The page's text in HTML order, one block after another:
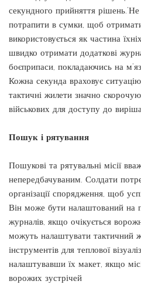
секундного прийняття
потрапити в сумки, щоб
використовується як частина
швидко отримати додаткові
боєприпаси, покладаючись на
Кожна секунда враховує
тактичні жилети значно
військових для доступу до
Пошук і рятування
Пошукові та рятувальні місії
непередбачуваним. Солдати
організації спорядження, щоб
Він може бути налаштований на
журналів, якщо очікується
можуть налаштувати тактичний
інструментів для теплової
налаштувавши їх макет, якщо
ворожих зустрічей